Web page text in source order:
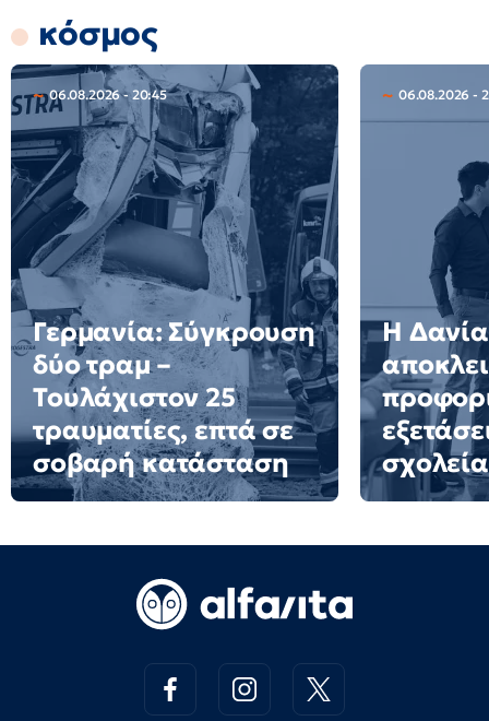
κόσμος
06.08.2026 - 20:45
Γερμανία: Σύγκρουση
δύο τραμ –
Τουλάχιστον 25
τραυματίες, επτά σε
σοβαρή κατάσταση
06.08.2026 -
Η